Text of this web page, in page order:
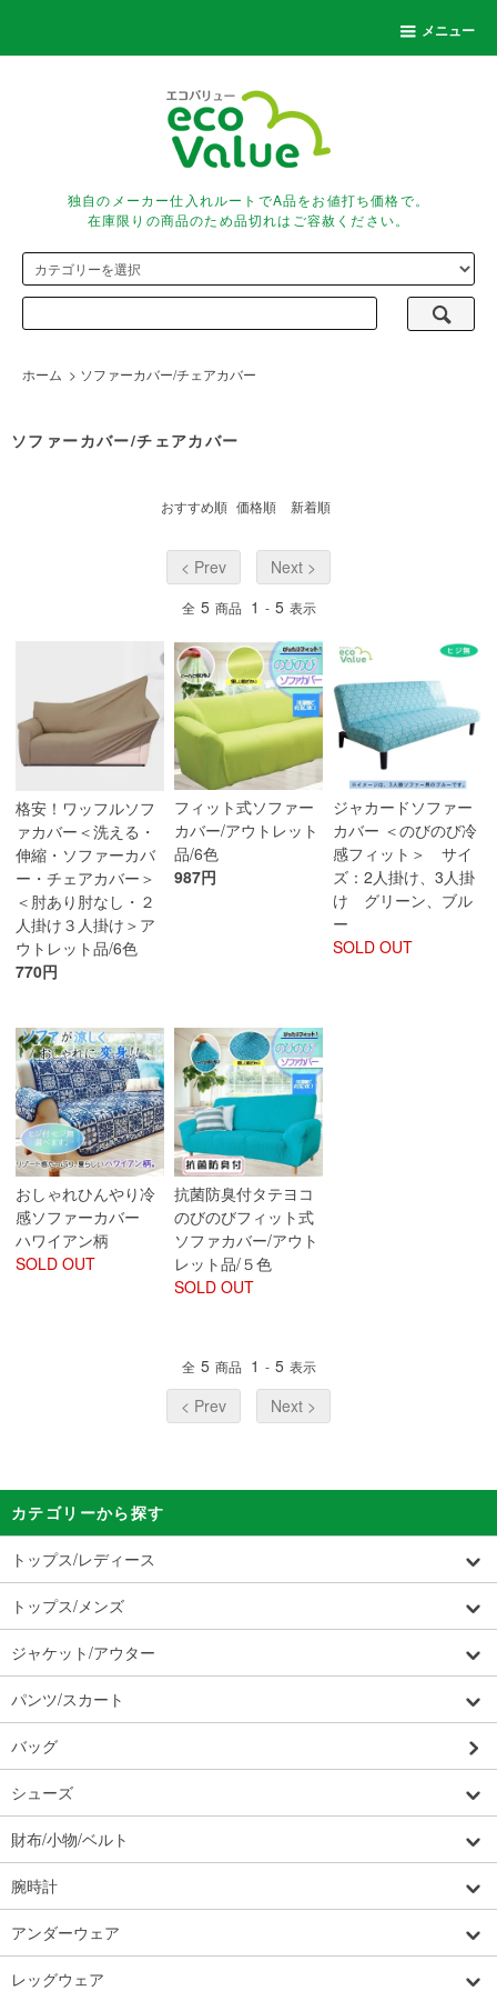
メニュー
独自のメーカー仕入れルートでA品をお値打ち価格で。
在庫限りの商品のため品切れはご容赦ください。
ホーム > ソファーカバー/チェアカバー
ソファーカバー/チェアカバー
おすすめ順 価格順 新着順
< Prev Next >
全 5 商品 1 - 5 表示
格安！ワッフルソフ
ァカバー＜洗える・
伸縮・ソファーカバ
ー・チェアカバー＞
＜肘あり肘なし・２
人掛け３人掛け＞ア
ウトレット品/6色
770円
フィット式ソファー
カバー/アウトレット
品/6色
987円
ジャカードソファー
カバー ＜のびのび冷
感フィット＞ サイ
ズ：2人掛け、3人掛
け グリーン、ブル
ー
SOLD OUT
おしゃれひんやり冷
感ソファーカバー
ハワイアン柄
SOLD OUT
抗菌防臭付タテヨコ
のびのびフィット式
ソファカバー/アウト
レット品/５色
SOLD OUT
全 5 商品 1 - 5 表示
< Prev Next >
カテゴリーから探す
トップス/レディース
トップス/メンズ
ジャケット/アウター
パンツ/スカート
バッグ
シューズ
財布/小物/ベルト
腕時計
アンダーウェア
レッグウェア